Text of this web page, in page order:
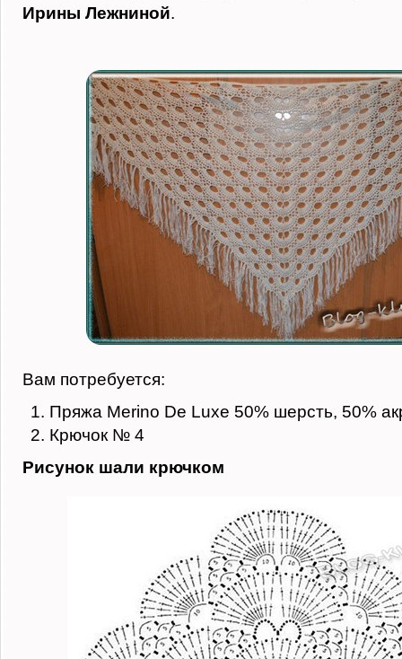
Ирины Лежниной.
Вам потребуется:
Пряжа Merino De Luxe 50% шерсть, 50%
Крючок № 4
Рисунок шали крючком